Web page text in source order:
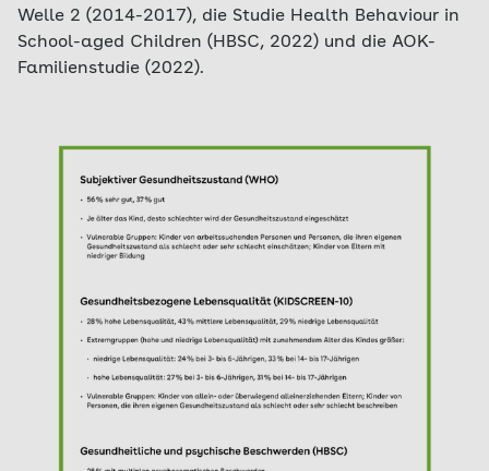
Welle 2 (2014-2017), die Studie Health Behaviour in
School-aged Children (HBSC, 2022) und die AOK-
Familienstudie (2022).